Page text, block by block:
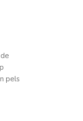
pels